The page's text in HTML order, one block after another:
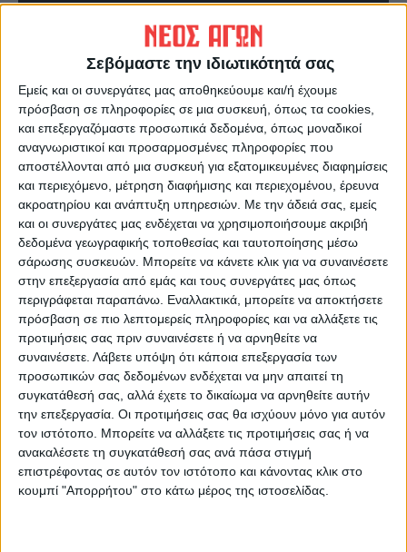
Σεβόμαστε την ιδιωτικότητά σας
Εμείς και οι συνεργάτες μας αποθηκεύουμε και/ή έχουμε
πρόσβαση σε πληροφορίες σε μια συσκευή, όπως τα cookies,
και επεξεργαζόμαστε προσωπικά δεδομένα, όπως μοναδικοί
αναγνωριστικοί και προσαρμοσμένες πληροφορίες που
αποστέλλονται από μια συσκευή για εξατομικευμένες διαφημίσεις
και περιεχόμενο, μέτρηση διαφήμισης και περιεχομένου, έρευνα
ακροατηρίου και ανάπτυξη υπηρεσιών. Με την άδειά σας, εμείς
και οι συνεργάτες μας ενδέχεται να χρησιμοποιήσουμε ακριβή
δεδομένα γεωγραφικής τοποθεσίας και ταυτοποίησης μέσω
σάρωσης συσκευών. Μπορείτε να κάνετε κλικ για να συναινέσετε
στην επεξεργασία από εμάς και τους συνεργάτες μας όπως
περιγράφεται παραπάνω. Εναλλακτικά, μπορείτε να αποκτήσετε
πρόσβαση σε πιο λεπτομερείς πληροφορίες και να αλλάξετε τις
προτιμήσεις σας πριν συναινέσετε ή να αρνηθείτε να
συναινέσετε. Λάβετε υπόψη ότι κάποια επεξεργασία των
προσωπικών σας δεδομένων ενδέχεται να μην απαιτεί τη
συγκατάθεσή σας, αλλά έχετε το δικαίωμα να αρνηθείτε αυτήν
την επεξεργασία. Οι προτιμήσεις σας θα ισχύουν μόνο για αυτόν
τον ιστότοπο. Μπορείτε να αλλάξετε τις προτιμήσεις σας ή να
ανακαλέσετε τη συγκατάθεσή σας ανά πάσα στιγμή
επιστρέφοντας σε αυτόν τον ιστότοπο και κάνοντας κλικ στο
κουμπί "Απορρήτου" στο κάτω μέρος της ιστοσελίδας.
Τελευταίες Ειδήσεις Σήμερα
Ακολούθησε την εφημερίδα ΝΕΟΣ
ΑΓΩΝ στο Google News!
Όλες οι εξελίξεις στην περιοχή της
Καρδίτσας και ευρύτερα της Θεσσαλίας
ΠΡΟΗΓΟΥΜΕΝΟ ΑΡΘΡΟ
Η ΑΣΑ σε νέους ορίζοντες,
κέρδισε τον Σύλλα και πήρε
την άνοδο (77-55)
ΕΠΟΜΕΝΟ ΑΡΘΡΟ
ΑΣΑ BC Φιέστα ανόδου στην
National League 1